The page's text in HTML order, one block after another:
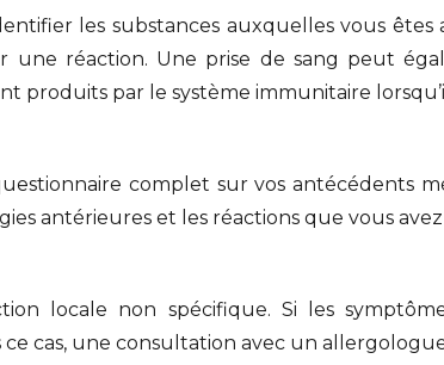
les substances auxquelles vous
une réaction. Une prise de sang peut
produits par le système immunitaire
complet sur vos antécédents
antérieures et les réactions que vous
locale non spécifique. Si les
cas, une consultation avec un